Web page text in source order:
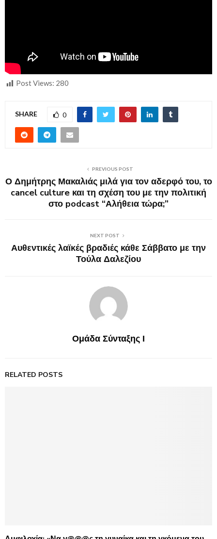
Post Views: 280
SHARE 0
PREVIOUS POST
Ο Δημήτρης Μακαλιάς μιλά για τον αδερφό του, το
cancel culture και τη σχέση του με την πολιτική
στο podcast “Αλήθεια τώρα;”
NEXT POST
Αυθεντικές λαϊκές βραδιές κάθε Σάββατο με την
Τούλα Δαλεζίου
Ομάδα Σύνταξης Ι
RELATED POSTS